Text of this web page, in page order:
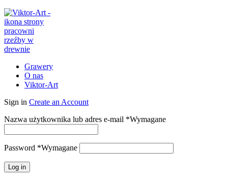
Grawery
O nas
Viktor-Art
Sign in Create an Account
Nazwa użytkownika lub adres e-mail *Wymagane
Password *Wymagane
Log in